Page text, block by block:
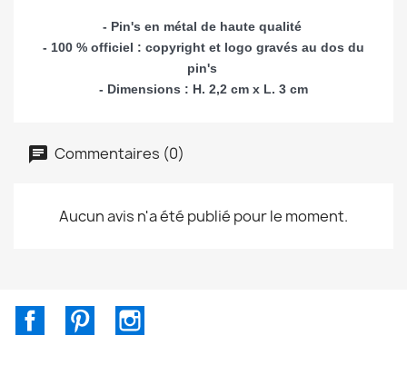
- Pin's en métal de haute qualité
- 100 % officiel : copyright et logo gravés au dos du
pin's
- Dimensions : H. 2,2 cm x L. 3 cm
Commentaires (0)
Aucun avis n'a été publié pour le moment.
FacebookPinterest